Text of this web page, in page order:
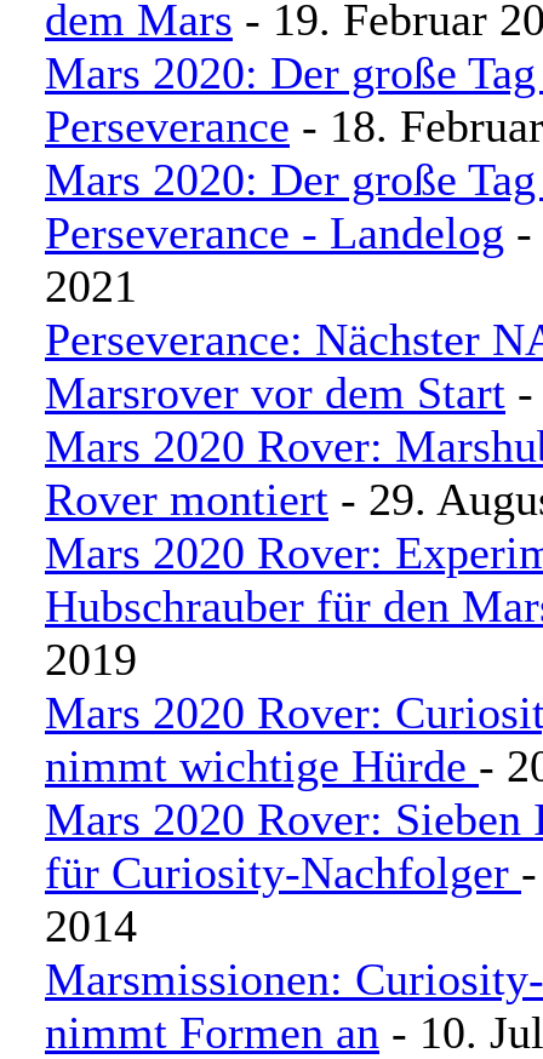
dem Mars - 19. Februar
Mars 2020: Der große
Perseverance - 18.
Mars 2020: Der große
Perseverance - Landelog -
2021
Perseverance: Nächster
Marsrover vor dem Start -
Mars 2020 Rover:
Rover montiert - 29.
Mars 2020 Rover:
Hubschrauber für den
2019
Mars 2020 Rover:
nimmt wichtige Hürde -
Mars 2020 Rover: Sieben
für Curiosity-Nachfolger
2014
Marsmissionen:
nimmt Formen an - 10.